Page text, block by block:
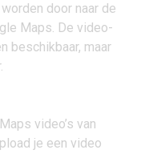
door naar de
Maps. De video-
beschikbaar, maar
video’s van
je een video